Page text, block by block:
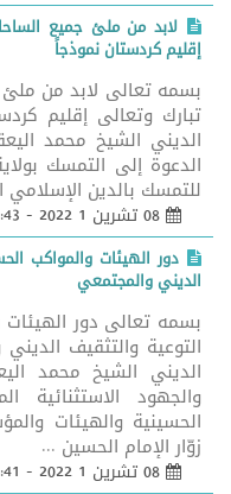
لابد من ملئ جميع
إقليم كردستان نموذجاً
بسمه تعالى لابد من ملئ
تبارك وتعالى إقليم
الديني الشيخ محمد
للتمسك بالدين
دور الهيئات والمواكب
الديني والمجتمعي
بسمه تعالى دور
التوعية والتثقيف
الديني الشيخ محمد
والجهود الاستثنائية
الحسينية والهيئات
زوّار الإمام الحسين ...